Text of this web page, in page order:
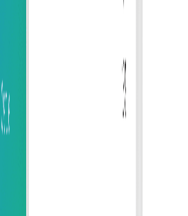
วยการเข้ารหัสและการควบคุมการ
ป้องข้อมูลทางการเงินที่ละเอียดอ่อน
นี้ด้วยระบบอัตโนมัติที่ช่วยเร่งการ